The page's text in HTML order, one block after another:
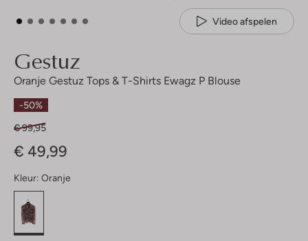
Video afspelen
Gestuz
Oranje Gestuz Tops & T-Shirts Ewagz P Blouse
-50%
€ 99,95
€ 49,99
Kleur: Oranje